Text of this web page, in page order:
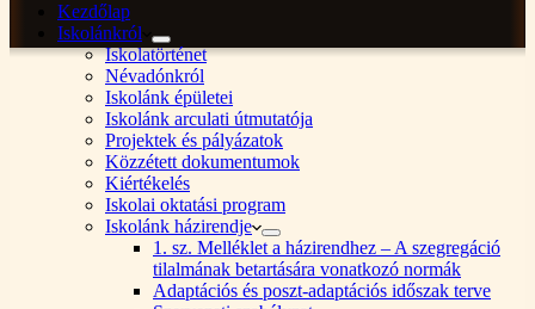
Kezdőlap
Iskolánkról
Iskolatörténet
Névadónkról
Iskolánk épületei
Iskolánk arculati útmutatója
Projektek és pályázatok
Közzétett dokumentumok
Kiértékelés
Iskolai oktatási program
Iskolánk házirendje
1. sz. Melléklet a házirendhez – A szegregáció
tilalmának betartására vonatkozó normák
Adaptációs és poszt-adaptációs időszak terve